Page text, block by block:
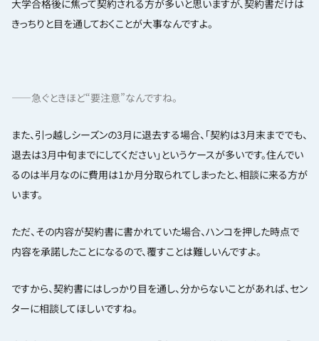
大学合格後に焦って契約される方が多いと思いますが、契約書だけは
きっちりと目を通しておくことが大事なんですよ。
——急ぐときほど“要注意”なんですね。
また、引っ越しシーズンの3月に退去する場合、「契約は3月末まででも、
退去は3月中旬までにしてください」というケースが多いです。住んでい
るのは半月なのに費用は1か月分取られてしまったと、相談に来る方が
います。
ただ、その内容が契約書に書かれていた場合、ハンコを押した時点で
内容を承諾したことになるので、覆すことは難しいんですよ。
ですから、契約書にはしっかり目を通し、分からないことがあれば、セン
ターに相談してほしいですね。